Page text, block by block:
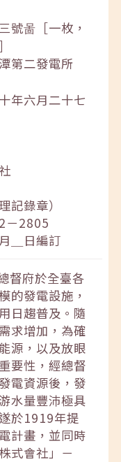
號啚［一枚，
第二發電所
年六月二十七
記錄章）
－2805
＿日編訂
督府於全臺各
的發電設施，
日趨普及。隨
求增加，為確
源，以及放眼
要性，經總督
電資源後，發
水量豐沛極具
於1919年提
計畫，並同時
式會社」－